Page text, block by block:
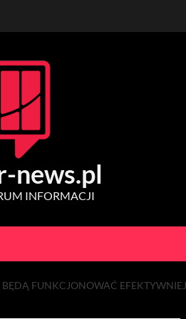
news.pl
INFORMACJI
FUNKCJONOWAĆ